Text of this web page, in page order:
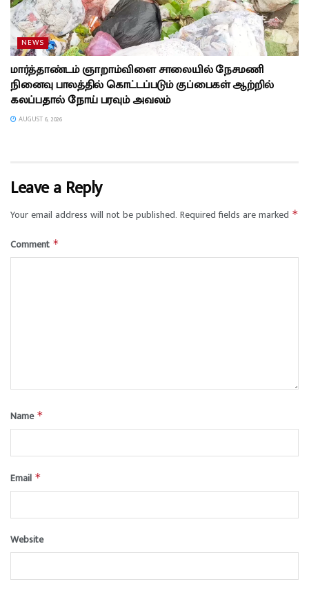
NEWS
மார்த்தாண்டம் ஞாறாம்விளை சாலையில் நேசமணி
நினைவு பாலத்தில் கொட்டப்படும் குப்பைகள் ஆற்றில்
கலப்பதால் நோய் பரவும் அவலம்
AUGUST 6, 2026
Leave a Reply
Your email address will not be published. Required fields are marked *
Comment *
Name *
Email *
Website